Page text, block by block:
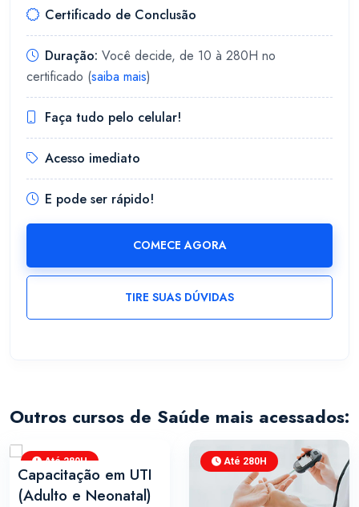
Certificado de Conclusão
Duração: Você decide, de 10 à 280H no
certificado (saiba mais)
Faça tudo pelo celular!
Acesso imediato
E pode ser rápido!
COMECE AGORA
TIRE SUAS DÚVIDAS
Outros cursos de Saúde mais acessados:
Até 280H
Capacitação em UTI
(Adulto e Neonatal)
Até 280H